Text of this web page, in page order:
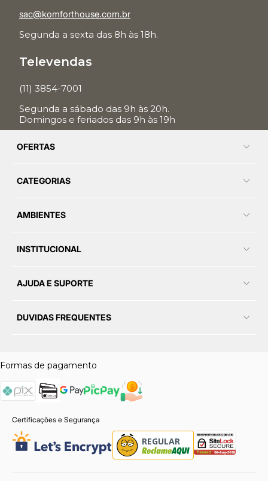
sac@komforthouse.com.br
Segunda a sexta das 8h às 18h.
Televendas
(11) 3854-7001
Segunda a sábado das 9h às 20h.
Domingos e feriados das 9h às 19h
OFERTAS
CATEGORIAS
AMBIENTES
INSTITUCIONAL
AJUDA E SUPORTE
DUVIDAS FREQUENTES
Formas de pagamento
Certificações e Segurança